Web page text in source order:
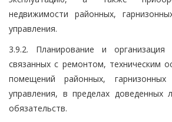
недвижимости районных,
управления.
3.9.2. Планирование и организация
связанных с ремонтом, техническим
помещений районных,
управления, в пределах доведенных
обязательств.